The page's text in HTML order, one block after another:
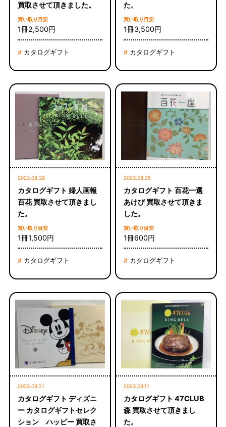
買取させて頂きました。
買い取り目安
1冊2,500円
#カタログギフト
た。
買い取り目安
1冊3,500円
# カタログギフト
2023.08.28
カタログギフト 婦人画報
百花 買取させて頂きまし
た。
買い取り目安
1冊1,500円
#カタログギフト
2023.08.25
カタログギフト 百花一選
あけび 買取させて頂きま
した。
買い取り目安
1冊600円
# カタログギフト
2023.08.21
カタログギフト ディズニ
ー カタログギフトセレク
ション ハッピー 買取さ
2023.08.11
カタログギフト 47CLUB
森 買取させて頂きまし
た。